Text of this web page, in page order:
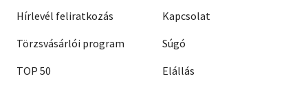
Hírlevél feliratkozás
Törzsvásárlói program
TOP 50
Kapcsolat
Súgó
Elállás